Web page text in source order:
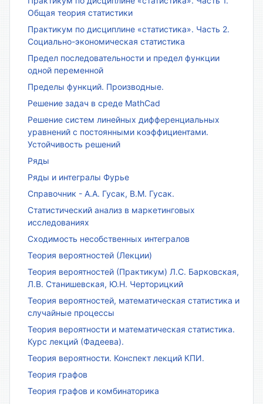
Общая теория статистики
Практикум по дисциплине «статистика». Часть 2.
Социально-экономическая статистика
Предел последовательности и предел функции
одной переменной
Пределы функций. Производные.
Решение задач в среде MathCad
Решение систем линейных дифференциальных
уравнений с постоянными коэффициентами.
Устойчивость решений
Ряды
Ряды и интегралы Фурье
Справочник - А.А. Гусак, В.М. Гусак.
Статистический анализ в маркетинговых
исследованиях
Сходимость несобственных интегралов
Теория вероятностей (Лекции)
Теория вероятностей (Практикум) Л.С. Барковская,
Л.В. Станишевская, Ю.Н. Черторицкий
Теория вероятностей, математическая статистика и
случайные процессы
Теория вероятности и математическая статистика.
Курс лекций (Фадеева).
Теория вероятности. Конспект лекций КПИ.
Теория графов
Теория графов и комбинаторика